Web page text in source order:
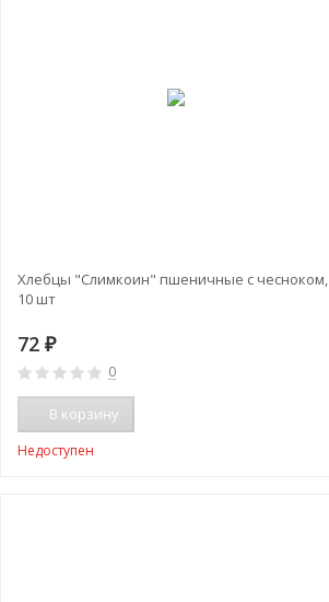
Хлебцы "Слимкоин" пшеничные с чесноком,
10 шт
72 ₽
0
В корзину
Недоступен